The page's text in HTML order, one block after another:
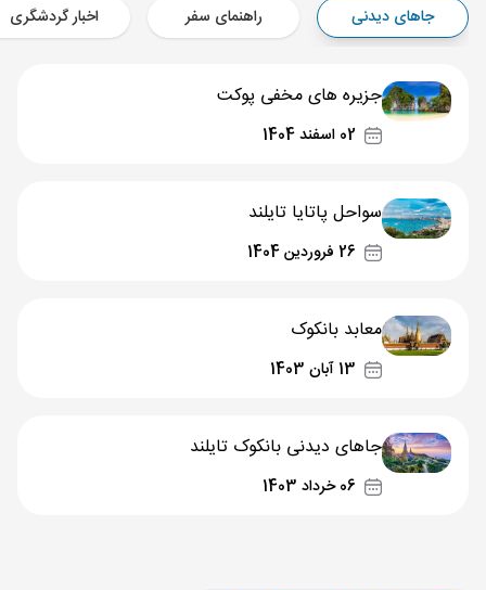
جاهای دیدنی راهنمای سفر اخبار گردشگری
جزیره های مخفی پوکت
02 اسفند 1404
سواحل پاتایا تایلند
26 فروردین 1404
معابد بانکوک
13 آبان 1403
جاهای دیدنی بانکوک تایلند
06 خرداد 1403